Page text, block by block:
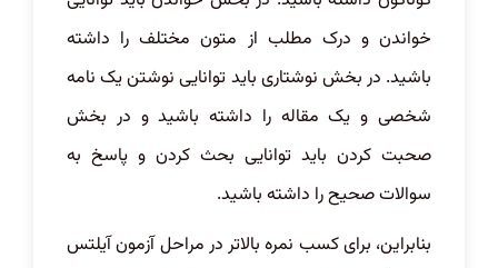
خواندن و درک مطلب از متون مختلف را داشته
باشید. در بخش نوشتاری باید توانایی نوشتن یک نامه
شخصی و یک مقاله را داشته باشید و در بخش
صحبت کردن باید توانایی بحث کردن و پاسخ به
سوالات صحیح را داشته باشید.
بنابراین، برای کسب نمره بالاتر در مراحل آزمون آیلتس